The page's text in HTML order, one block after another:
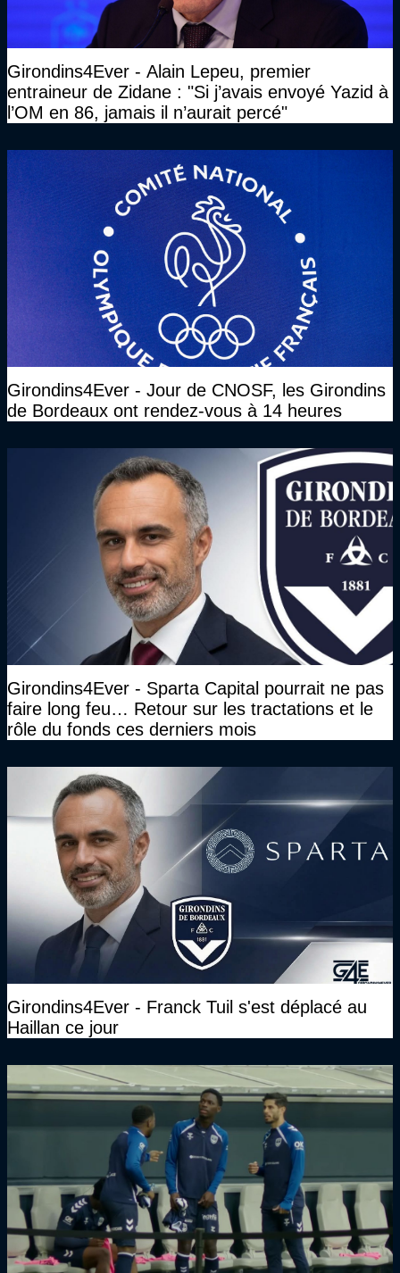
Girondins4Ever - Alain Lepeu, premier
entraineur de Zidane : "Si j’avais envoyé Yazid à
l’OM en 86, jamais il n’aurait percé"
Girondins4Ever - Jour de CNOSF, les Girondins
de Bordeaux ont rendez-vous à 14 heures
Girondins4Ever - Sparta Capital pourrait ne pas
faire long feu… Retour sur les tractations et le
rôle du fonds ces derniers mois
Girondins4Ever - Franck Tuil s'est déplacé au
Haillan ce jour